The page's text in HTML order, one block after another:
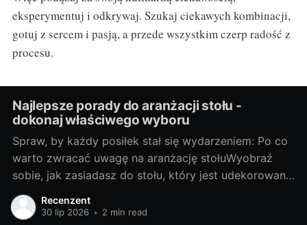
eksperymentuj i odkrywaj. Szukaj ciekawych kombinacji,
gotuj z sercem i pasją, a przede wszystkim czerp radość z
procesu.
Najlepsze porady do aranżacji stołu -
dokonaj właściwego wyboru
Spraw, by każdy posiłek stał się wydarzeniem: Po co
warto zwracać uwagę na aranżację stołuWyobraź
sobie, jak zasiadasz do stołu, który jest udekorowany
z troską i wyobraźnią. Każda filiżanka, talerz i
sztućce są umieszczone na miejscu, tworząc piękną
Recenzent
30 lip 2026 • 2 min read